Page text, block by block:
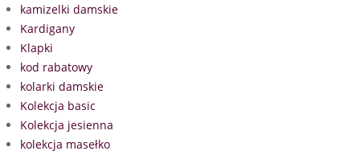
kamizelki damskie
Kardigany
Klapki
kod rabatowy
kolarki damskie
Kolekcja basic
Kolekcja jesienna
kolekcja masełko